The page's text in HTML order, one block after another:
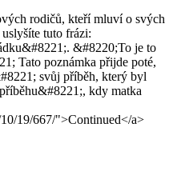
rodičů, kteří mluví o svých
tuto frázi:
&#8220;To je to
Tato poznámka přijde poté,
svůj příběh, který byl
kdy matka
19/667/">Continued</a>